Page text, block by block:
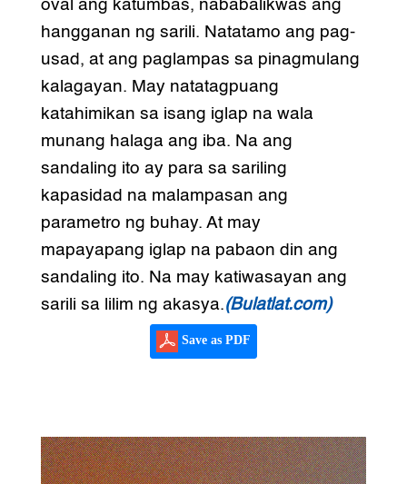
oval ang katumbas, nababalikwas ang
hangganan ng sarili. Natatamo ang pag-
usad, at ang paglampas sa pinagmulang
kalagayan. May natatagpuang
katahimikan sa isang iglap na wala
munang halaga ang iba. Na ang
sandaling ito ay para sa sariling
kapasidad na malampasan ang
parametro ng buhay. At may
mapayapang iglap na pabaon din ang
sandaling ito. Na may katiwasayan ang
sarili sa lilim ng akasya.(Bulatlat.com)
Save as PDF